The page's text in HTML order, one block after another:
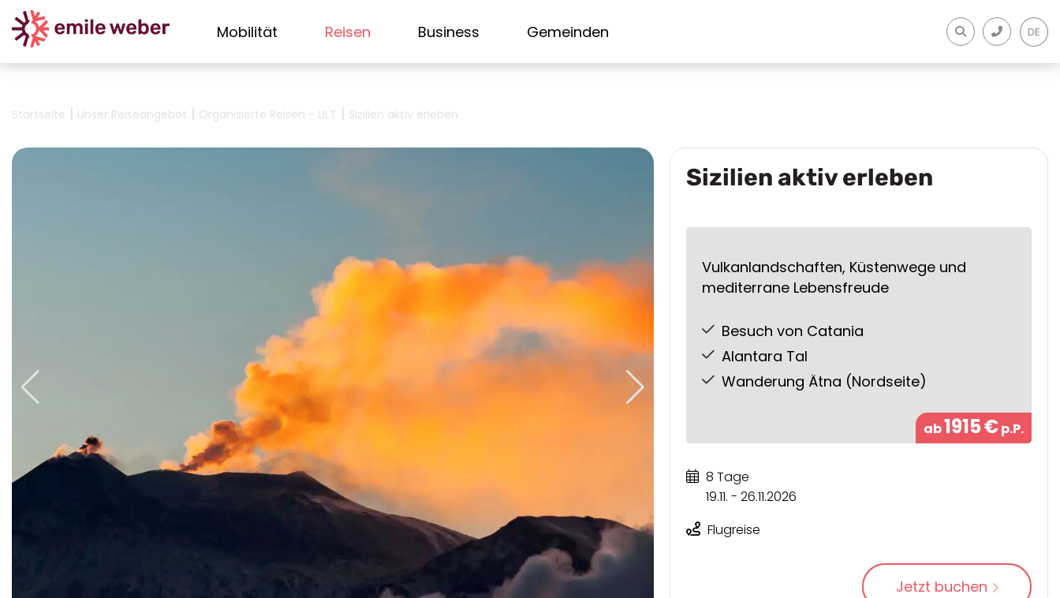
Mobilität Reisen Business Gemeinden DE
Startseite | Unser Reiseangebot | Organisierte Reisen - ULT | Sizilien aktiv erleben
Sizilien aktiv erleben
Vulkanlandschaften, Küstenwege und
mediterrane Lebensfreude
Besuch von Catania
Alantara Tal
Wanderung Ätna (Nordseite)
ab1915€p.P.
8 Tage
19.11. - 26.11.2026
Flugreise
Jetzt buchen